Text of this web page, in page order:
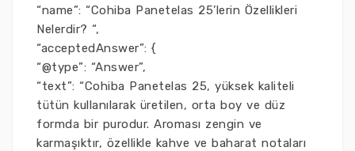
“name”: “Cohiba Panetelas 25’lerin Özellikleri
Nelerdir? “,
“acceptedAnswer”: {
“@type”: “Answer”,
“text”: “Cohiba Panetelas 25, yüksek kaliteli
tütün kullanılarak üretilen, orta boy ve düz
formda bir purodur. Aroması zengin ve
karmaşıktır, özellikle kahve ve baharat notaları